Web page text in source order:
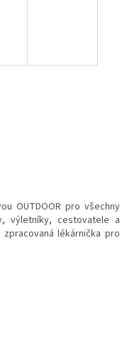
OUTDOOR pro všechny
výletníky, cestovatele a
lékárnička pro